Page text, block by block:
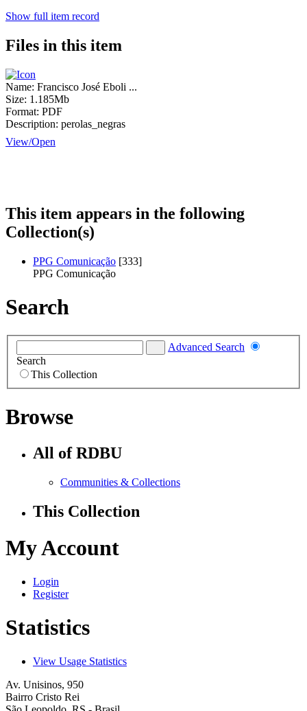
Show full item record
Files in this item
Name: Francisco José Eboli ...
Size: 1.185Mb
Format: PDF
Description: perolas_negras
View/Open
This item appears in the following
Collection(s)
PPG Comunicação [333]
PPG Comunicação
Search
Advanced Search
Search
This Collection
Browse
All of RDBU
Communities & Collections
This Collection
My Account
Login
Register
Statistics
View Usage Statistics
Av. Unisinos, 950
Bairro Cristo Rei